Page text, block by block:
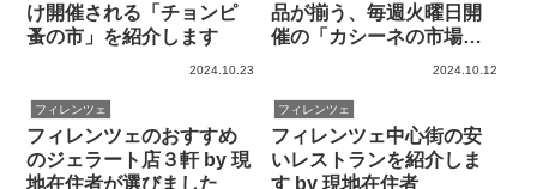
け開催される「チョンピ
蚤の市」を紹介します
2024.10.23
品が揃う、毎週火曜日開
催の「カシーネの市場」
2024.10.12
フィレンツェ
フィレンツェのおすすめ
のジェラート店３軒 by 現
地在住者が選びました
フィレンツェ
フィレンツェ中心街の安
いレストランを紹介しま
す by 現地在住者